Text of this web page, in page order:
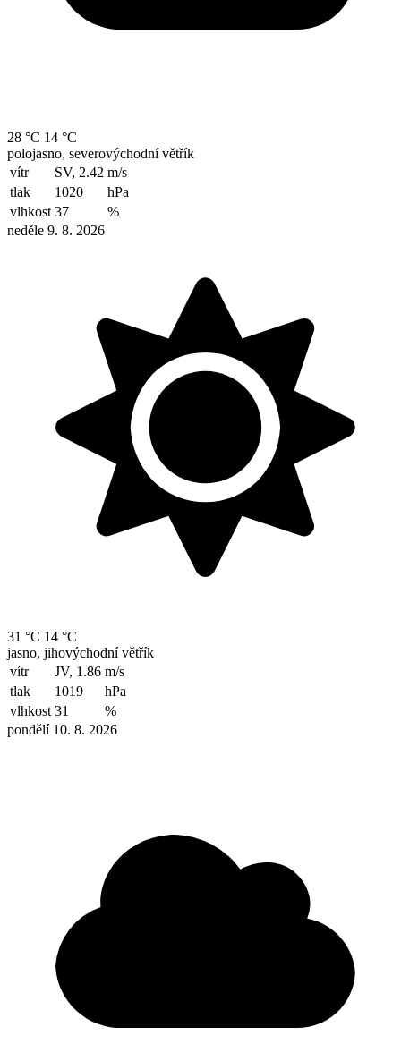
28 °C 14 °C
polojasno, severovýchodní větřík
vítr
SV, 2.42 m/s
tlak
1020
hPa
vlhkost 37
%
neděle 9. 8. 2026
31 °C 14 °C
jasno, jihovýchodní větřík
vítr
JV, 1.86 m/s
tlak
1019
hPa
vlhkost 31
%
pondělí 10. 8. 2026